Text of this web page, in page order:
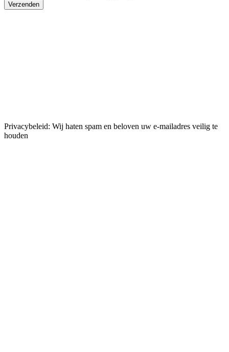
Verzenden
Privacybeleid: Wij haten spam en beloven uw e-mailadres veilig te
houden